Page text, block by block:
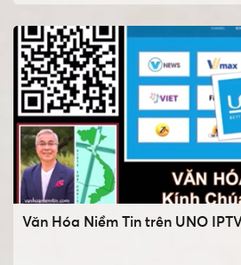
Văn Hóa Niềm Tin trên UNO